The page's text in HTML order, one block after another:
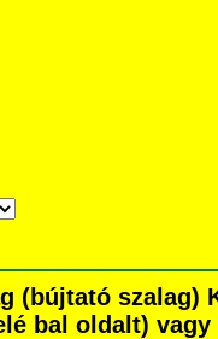
(bújtató szalag)
bal oldalt)